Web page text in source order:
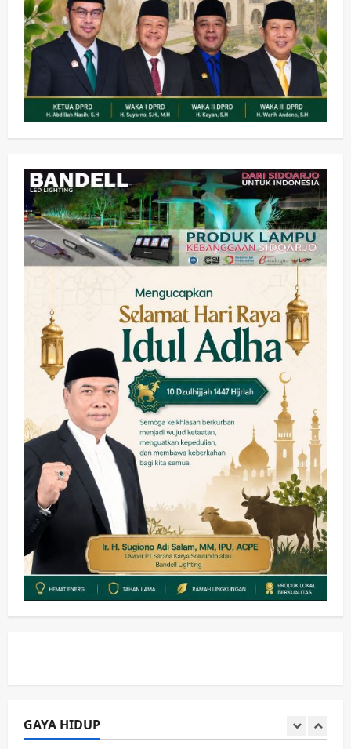
GAYA HIDUP
2
Ubah Lahan Tidur Jadi Cuan: Wabup
Sidoarjo Apresiasi Inovasi Teh Daun
Kumis Kucing Produk Anggota TNI AL
wartanusa 8 Agustus 2026
Kesehatan Pembangunan
Pemerintahan
PANAS! Kalah Tender Proyek RSUD
Sibar Rp 9,9 M, Beranikah CV Tiga
Anugerah Utama Pertaruhkan
Jaminan Rp 100 Juta?
wartanusa 5 Agustus 2026
4
Olahraga
Adu Taktik di Atas Rumput Sintetis:
PWI dan Sapma PP Sidoarjo
Memanaskan Mesin Menuju Piala
Soccer
wartanusa 5 Agustus 2026
5
Ekonomi Hiburan Pemerintahan
HOT NEWS: Ribuan Warga Wage
Tumplek Blek di Bazar Rakyat Jalan
Jambu, Borong Kuliner UMKM Sambil
Nonton Jaranan!
wartanusa 4 Agustus 2026
Kesehatan Pembangunan
Pemerintahan
Sanggah Banding Gugur Tanpa
Jaminan, PT Dehan Maulana Perkasa
Resmi Sabet Proyek RSUD Sibar Rp
2